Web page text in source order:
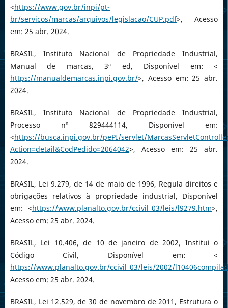
<https://www.gov.br/inpi/pt-
br/servicos/marcas/arquivos/legislacao/CUP.pdf>, Acesso
em: 25 abr. 2024.
BRASIL, Instituto Nacional de Propriedade Industrial,
Manual de marcas, 3ª ed, Disponível em: <
https://manualdemarcas.inpi.gov.br/>, Acesso em: 25 abr.
2024.
BRASIL, Instituto Nacional de Propriedade Industrial,
Processo nº 829444114, Disponível em:
<https://busca.inpi.gov.br/pePI/servlet/
Action=detail&CodPedido=2064042>, Acesso em: 25 abr.
2024.
BRASIL, Lei 9.279, de 14 de maio de 1996, Regula direitos e
obrigações relativos à propriedade industrial, Disponível
em: <https://www.planalto.gov.br/ccivil_03/leis/l9279.htm>,
Acesso em: 25 abr. 2024.
BRASIL, Lei 10.406, de 10 de janeiro de 2002, Institui o
Código Civil, Disponível em: <
https://www.planalto.gov.br/ccivil_03/leis/2002/
Acesso em: 25 abr. 2024.
BRASIL, Lei 12.529, de 30 de novembro de 2011, Estrutura o